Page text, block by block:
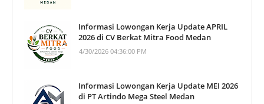
Informasi Lowongan Kerja Update APRIL
2026 di CV Berkat Mitra Food Medan
4/30/2026 04:36:00 PM
Informasi Lowongan Kerja Update MEI 2026
di PT Artindo Mega Steel Medan